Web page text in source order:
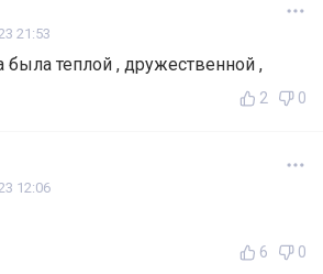
21:53
была теплой , дружественной ,
2 0
12:06
6 0